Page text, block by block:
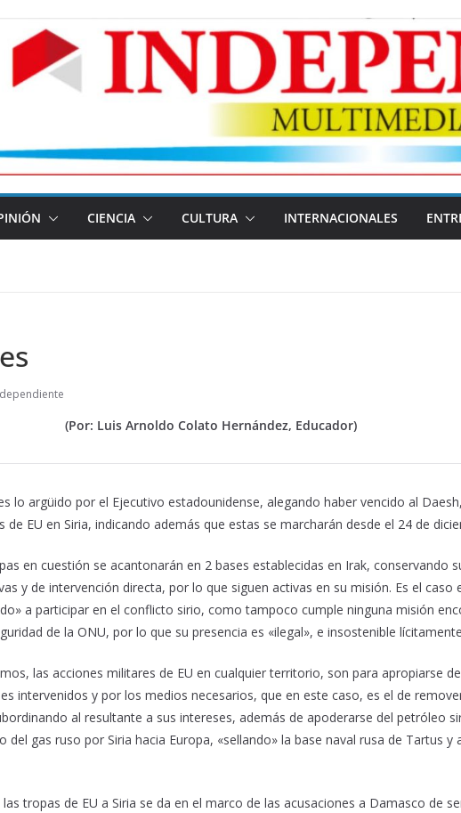
CIENCIA CULTURA INTERNACIONALES
(Por: Luis Arnoldo Colato Hernández, Educador)
lo argüido por el Ejecutivo estadounidense, alegando haber vencido al
de EU en Siria, indicando además que estas se marcharán desde el 24 de
en cuestión se acantonarán en 2 bases establecidas en Irak, conservando
y de intervención directa, por lo que siguen activas en su misión. Es el caso
a participar en el conflicto sirio, como tampoco cumple ninguna misión
de la ONU, por lo que su presencia es «ilegal», e insostenible
las acciones militares de EU en cualquier territorio, son para apropiarse
intervenidos y por los medios necesarios, que en este caso, es el de
al resultante a sus intereses, además de apoderarse del petróleo
del gas ruso por Siria hacia Europa, «sellando» la base naval rusa de Tartus y
tropas de EU a Siria se da en el marco de las acusaciones a Damasco de